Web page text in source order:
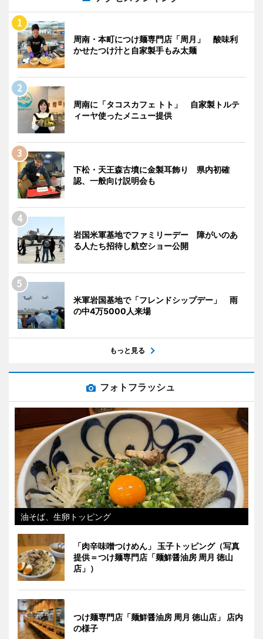
周南・本町につけ麺専門店「周月」 酸味利
かせたつけ汁と自家製手もみ太麺
周南に「タコスカフェ トト」 自家製トルテ
ィーヤ使ったメニュー提供
下松・天王森古墳に金製耳飾り 県内初確
認、一般向け説明会も
岩国米軍基地でファミリーデー 障がいのあ
る人たち招待し航空ショー公開
米軍岩国基地で「フレンドシップデー」 雨
の中4万5000人来場
もっと見る
フォトフラッシュ
油そば、生卵トッピング
「肉辛味噌つけめん」 玉子トッピング（写真
提供＝つけ麺専門店「麺鮮醤油房 周月 徳山
店」）
つけ麺専門店「麺鮮醤油房 周月 徳山店」 店内
の様子